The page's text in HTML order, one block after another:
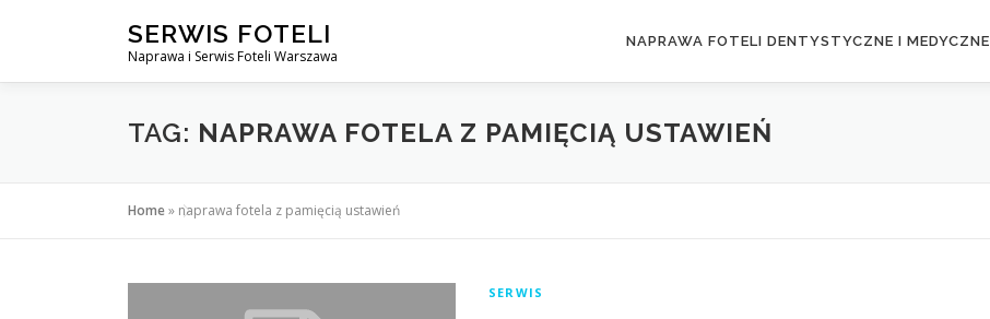
SERWIS FOTELI
Naprawa i Serwis Foteli Warszawa
NAPRAWA FOTELI DENTYSTYCZNE I MEDYCZNE
TAG: NAPRAWA FOTELA Z PAMIĘCIĄ USTAWIEŃ
Home» naprawa fotela z pamięcią ustawień
SERWIS